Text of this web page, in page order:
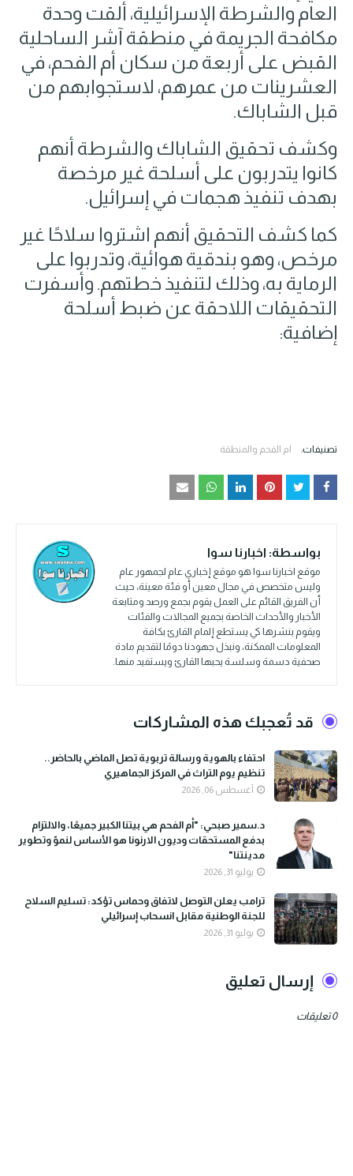
العام والشرطة الإسرائيلية، ألقت وحدة
مكافحة الجريمة في منطقة آشر الساحلية
القبض على أربعة من سكان أم الفحم، في
العشرينات من عمرهم، لاستجوابهم من
قبل الشاباك.
وكشف تحقيق الشاباك والشرطة أنهم
كانوا يتدربون على أسلحة غير مرخصة
بهدف تنفيذ هجمات في إسرائيل.
كما كشف التحقيق أنهم اشتروا سلاحًا غير
مرخص، وهو بندقية هوائية، وتدربوا على
الرماية به، وذلك لتنفيذ خطتهم. وأسفرت
التحقيقات اللاحقة عن ضبط أسلحة
إضافية:
تصنيفات: ام الفحم والمنطقة
بواسطة: اخبارنا سوا
موقع اخبارنا سوا هو موقع إخباري عام لجمهور عام
وليس متخصص في مجال معين أو فئة معينة، حيث
أن الفريق القائم على العمل يقوم بجمع ورصد ومتابعة
الأخبار والأحداث الخاصة بجميع المجالات والفئات
ويقوم بنشرها كي يستطع إلمام القارئ بكافة
المعلومات الممكنة، ونبذل جهودنا دومًا لتقديم مادة
صحفية دسمة وسلسة يحبها القارئ ويستفيد منها.
قد تُعجبك هذه المشاركات
احتفاء بالهوية ورسالة تربوية تصل الماضي بالحاضر..
تنظيم يوم التراث في المركز الجماهيري
أغسطس 06, 2026
د.سمير صبحي: "أم الفحم هي بيتنا الكبير جميعًا، والالتزام
بدفع المستحقات وديون الارنونا هو الأساس لنموّ وتطوير
مدينتنا"
يوليو 31, 2026
ترامب يعلن التوصل لاتفاق وحماس تؤكد: تسليم السلاح
للجنة الوطنية مقابل انسحاب إسرائيلي
يوليو 31, 2026
إرسال تعليق
0 تعليقات